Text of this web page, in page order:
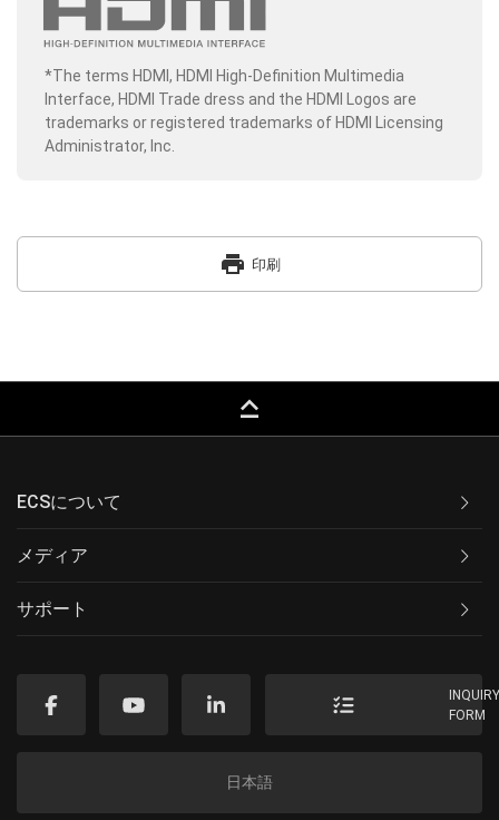
*The terms HDMI, HDMI High-Definition Multimedia
Interface, HDMI Trade dress and the HDMI Logos are
trademarks or registered trademarks of HDMI Licensing
Administrator, Inc.
print 印刷
keyboard_capslock
ECSについて
メディア
サポート
FORM
日本語